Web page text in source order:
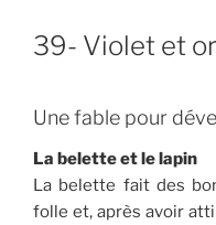
39- Violet et
Une fable pour
La belette et le lapin
La belette fait des
folle et, après avoir